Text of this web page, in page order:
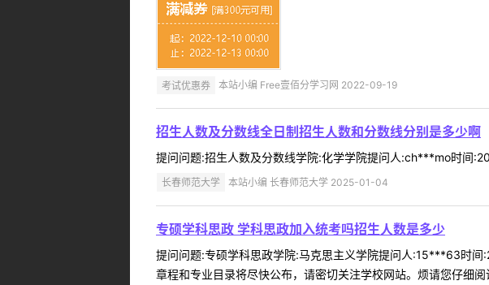
考试优惠券 本站小编 Free壹佰分学习网 2022-09-19
招生人数及分数线全日制招生人数和分数线分别是多少啊
提问问题:招生人数及分数线学院:化学学院提问人:ch***mo时间
长春师范大学 本站小编 长春师范大学 2025-01-04
专硕学科思政 学科思政加入统考吗招生人数是多少
提问问题:专硕学科思政学院:马克思主义学院提问人:15***63时
章程和专业目录将尽快公布，请密切关注学校网站。烦请您仔细